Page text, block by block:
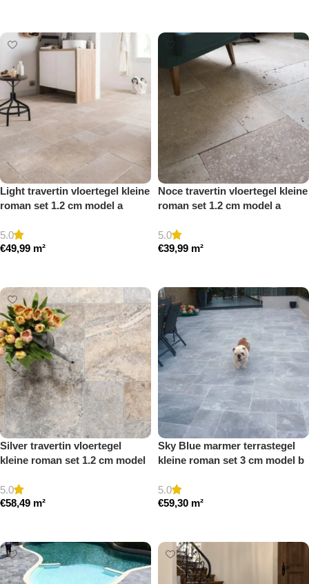
Light travertin vloertegel kleine
roman set 1.2 cm model a
5.0
€49,99 m²
Noce travertin vloertegel kleine
roman set 1.2 cm model a
5.0
€39,99 m²
Silver travertin vloertegel
kleine roman set 1.2 cm model
5.0
€58,49 m²
Sky Blue marmer terrastegel
kleine roman set 3 cm model b
5.0
€59,30 m²